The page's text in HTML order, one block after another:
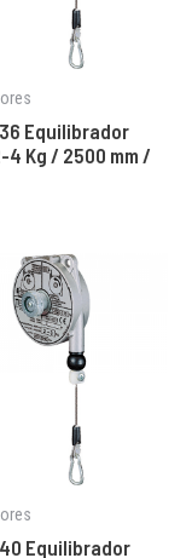
Equilibrador
4 Kg / 2500 mm /
Equilibrador